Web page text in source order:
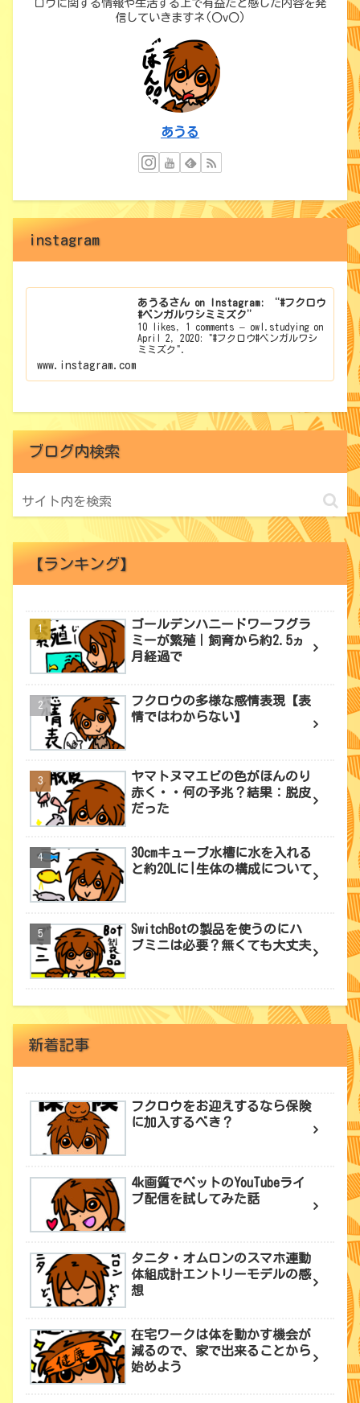
ロウに関する情報や生活する上で有益だと感じた内容を発
信していきますネ(〇v〇)
あうる
instagram
あうるさん on Instagram: “#フクロウ
#ベンガルワシミミズク”
10 likes, 1 comments – owl.studying on
April 2, 2020: "#フクロウ#ベンガルワシ
ミミズク".
www.instagram.com
ブログ内検索
【ランキング】
ゴールデンハニードワーフグラ
ミーが繁殖｜飼育から約2.5ヵ
月経過で
フクロウの多様な感情表現【表
情ではわからない】
ヤマトヌマエビの色がほんのり
赤く・・何の予兆？結果：脱皮
だった
30cmキューブ水槽に水を入れる
と約20Lに|生体の構成について
SwitchBotの製品を使うのにハ
ブミニは必要？無くても大丈夫
新着記事
フクロウをお迎えするなら保険
に加入するべき？
4k画質でペットのYouTubeライ
ブ配信を試してみた話
タニタ・オムロンのスマホ連動
体組成計エントリーモデルの感
想
在宅ワークは体を動かす機会が
減るので、家で出来ることから
始めよう